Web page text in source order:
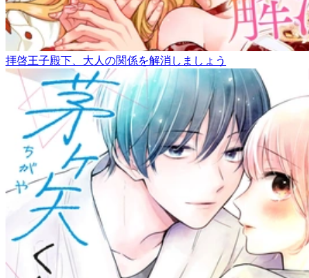
拝啓王子殿下、大人の関係を解消しましょう